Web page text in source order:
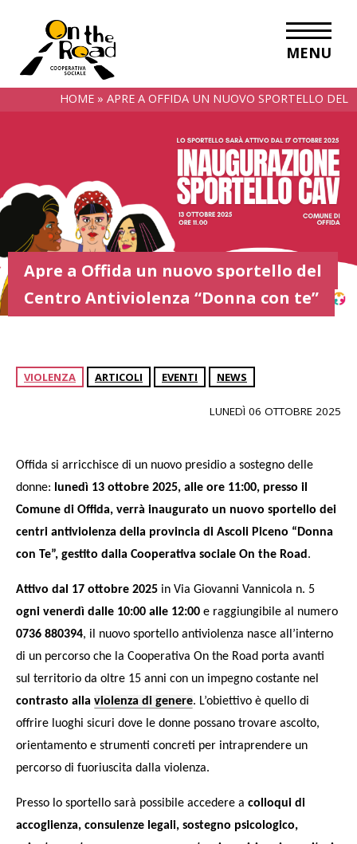
MENU
HOME » APRE A OFFIDA UN NUOVO SPORTELLO DEL
Apre a Offida un nuovo sportello del
Centro Antiviolenza “Donna con te”
VIOLENZA ARTICOLI EVENTI NEWS
LUNEDÌ 06 OTTOBRE 2025
Offida si arricchisce di un nuovo presidio a sostegno delle
donne: lunedì 13 ottobre 2025, alle ore 11:00, presso il
Comune di Offida, verrà inaugurato un nuovo sportello dei
centri antiviolenza della provincia di Ascoli Piceno “Donna
con Te”, gestito dalla Cooperativa sociale On the Road .
Attivo dal 17 ottobre 2025 in Via Giovanni Vannicola n. 5
ogni venerdì dalle 10:00 alle 12:00 e raggiungibile al numero
0736 880394, il nuovo sportello antiviolenza nasce all’interno
di un percorso che la Cooperativa On the Road porta avanti
sul territorio da oltre 15 anni con un impegno costante nel
contrasto alla violenza di genere. L’obiettivo è quello di
offrire luoghi sicuri dove le donne possano trovare ascolto,
orientamento e strumenti concreti per intraprendere un
percorso di fuoriuscita dalla violenza.
Presso lo sportello sarà possibile accedere a colloqui di
accoglienza, consulenze legali, sostegno psicologico,